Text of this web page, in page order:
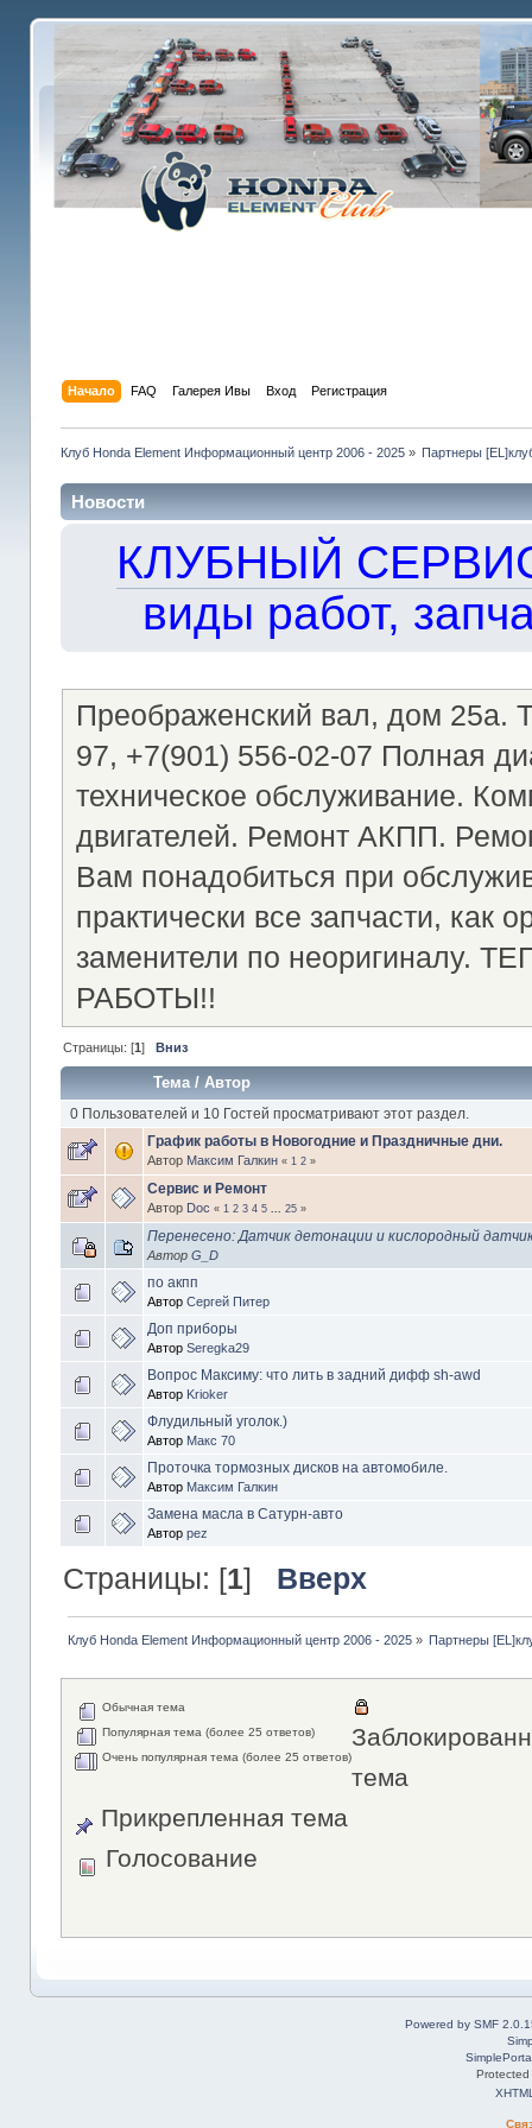
Начало FAQ Галерея Ивы Вход Регистрация
Клуб Honda Element Информационный центр 2006 - 2025» Партнеры
Новости
КЛУБНЫЙ
виды работ,
Преображенский вал, дом 25а.
97, +7(901) 556-02-07 Полная
техническое обслуживание.
двигателей. Ремонт АКПП.
Вам понадобиться при
практически все запчасти, как
заменители по
РАБОТЫ!!
Страницы: [1] Вниз
Тема/ Автор
0 Пользователей и 10 Гостей просматривают этот раздел.
График работы в Новогодние и Праздничные дни.
Автор Максим Галкин « 1 2»
Сервис и Ремонт
Автор Doc « 1 2 3 4 5 25»
Перенесено: Датчик детонации и кислородный
Автор G_D
по акпп
Автор Сергей Питер
Доп приборы
Автор Seregka29
Вопрос Максиму: что лить в задний дифф sh-awd
Автор Krioker
Флудильный уголок.)
Автор Макс 70
Проточка тормозных дисков на автомобиле.
Автор Максим Галкин
Замена масла в Сатурн-авто
Автор pez
Страницы: [1] Вверх
Клуб Honda Element Информационный центр 2006 - 2025» Партнеры
Обычная тема
Популярная тема (более 25 ответов)
Очень популярная тема (более 25 ответов)
тема
Прикрепленная тема
Голосование
Powered by SMF